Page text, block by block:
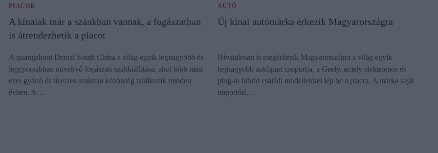
PIACOK
A kínaiak már a szánkban vannak, a fogászatban
is átrendezhetik a piacot
A guangzhoui Dental South China a világ egyik legnagyobb és
leggyorsabban növekvő fogászati szakkiállítása, ahol több mint
ezer gyártó és tízezres szakmai közönség találkozik minden
évben. A…
AUTÓ
Új kínai autómárka érkezik Magyarországra
Hivatalosan is megérkezik Magyarországra a világ egyik
legnagyobb autóipari csoportja, a Geely, amely elektromos és
plug-in hibrid családi modellekkel lép be a piacra. A márka saját
importőri…